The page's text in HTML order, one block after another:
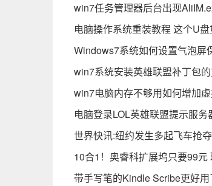
win7任务管理器后台出现
电脑操作系统重装教程 这个U
Windows7系统如何设置气泡屏
win7系统安装英雄联盟补丁包
win7电脑内存不够用如何增加
电脑登录LOL英雄联盟提示服
世界快讯:纽约发生多起飞车抢
10合1！奥睿科扩展坞只要99元
带手写笔的Kindle Scribe更好用